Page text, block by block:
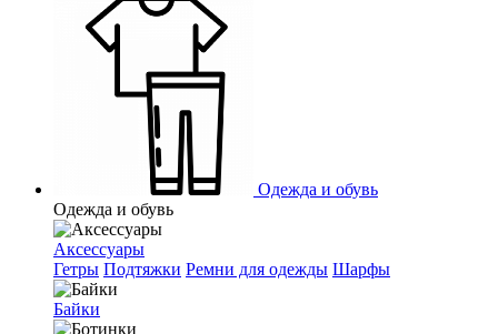
Одежда и обувь
Одежда и обувь
Аксессуары
Гетры Подтяжки Ремни для одежды Шарфы
Байки